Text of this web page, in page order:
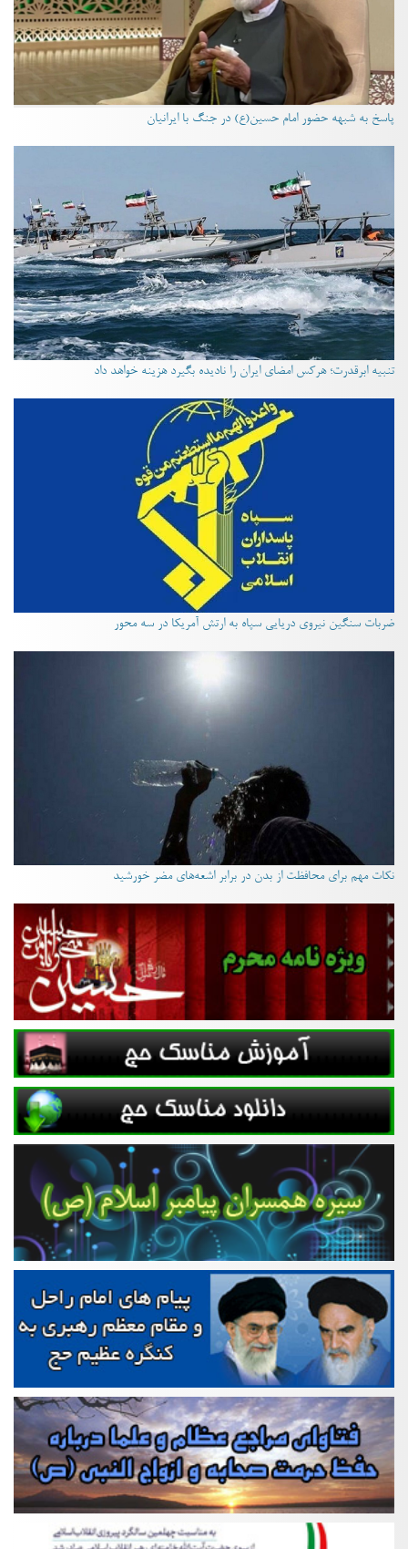
پاسخ به شبهه حضور امام حسین(ع) در جنگ با ایرانیان
تنبیه ابرقدرت؛ هرکس امضای ایران را نادیده بگیرد هزینه خواهد داد
ضربات سنگین نیروی دریایی سپاه به ارتش آمریکا در سه محور
نکات مهم برای محافظت از بدن در برابر اشعه‌های مضر خورشید